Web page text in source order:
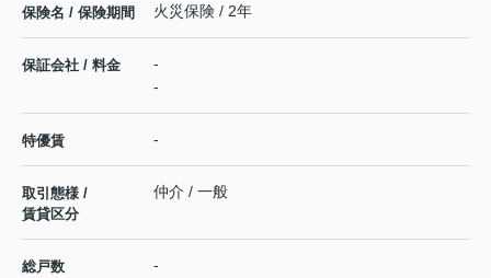
保険名 / 保険期間 火災保険 / 2年
保証会社 / 料金
-
-
特優賃 -
取引態様 /
賃貸区分
仲介 / 一般
総戸数 -